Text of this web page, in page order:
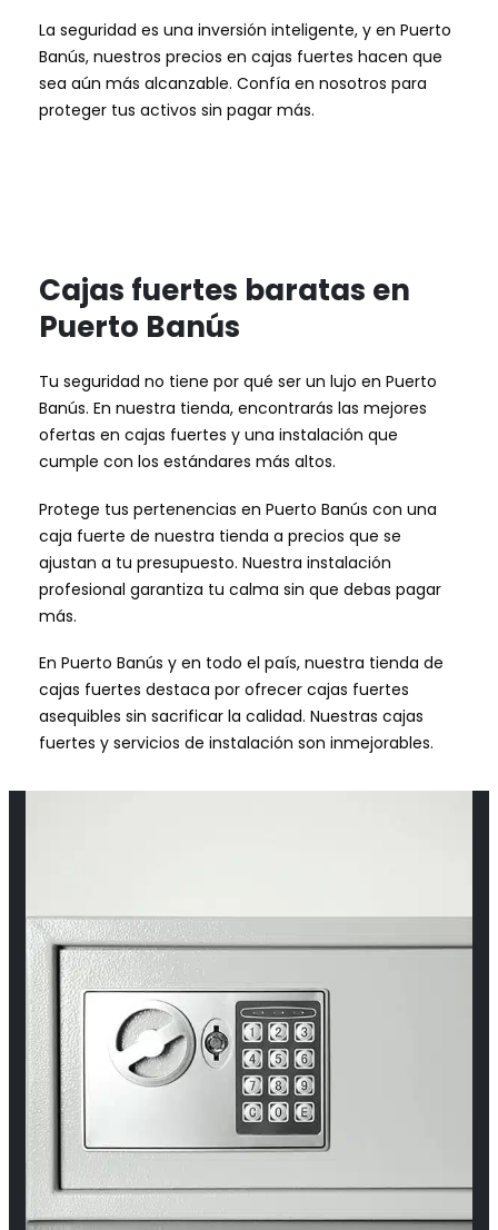
La seguridad es una inversión inteligente, y en Puerto
Banús, nuestros precios en cajas fuertes hacen que
sea aún más alcanzable. Confía en nosotros para
proteger tus activos sin pagar más.
Cajas fuertes baratas en
Puerto Banús
Tu seguridad no tiene por qué ser un lujo en Puerto
Banús. En nuestra tienda, encontrarás las mejores
ofertas en cajas fuertes y una instalación que
cumple con los estándares más altos.
Protege tus pertenencias en Puerto Banús con una
caja fuerte de nuestra tienda a precios que se
ajustan a tu presupuesto. Nuestra instalación
profesional garantiza tu calma sin que debas pagar
más.
En Puerto Banús y en todo el país, nuestra tienda de
cajas fuertes destaca por ofrecer cajas fuertes
asequibles sin sacrificar la calidad. Nuestras cajas
fuertes y servicios de instalación son inmejorables.